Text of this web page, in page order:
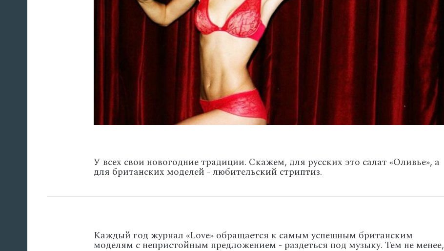
У всех свои новогодние традиции. Скажем, для русских это салат «Оливье», а
для британских моделей - любительский стриптиз.
Каждый год журнал «Love» обращается к самым успешным британским
моделям с непристойным предложением - раздеться под музыку. Тем не менее,